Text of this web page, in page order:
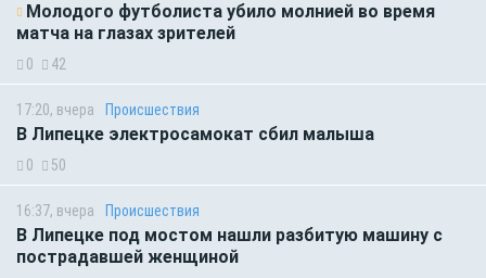
Молодого футболиста убило молнией во время
матча на глазах зрителей
0 42
17:20, вчера Происшествия
В Липецке электросамокат сбил малыша
0 50
16:37, вчера Происшествия
В Липецке под мостом нашли разбитую машину с
пострадавшей женщиной